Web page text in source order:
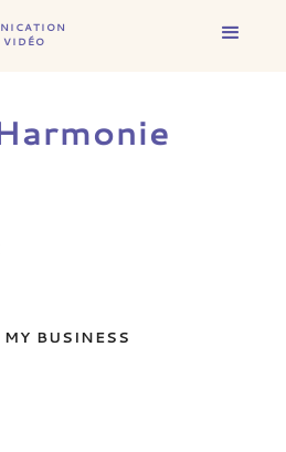
VIDÉO
MY BUSINESS